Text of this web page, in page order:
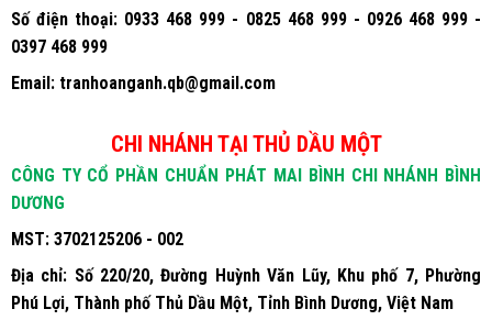
Số điện thoại: 0933 468 999 - 0825 468 999 - 0926 468 999 -
0397 468 999
Email:tranhoanganh.qb@gmail.com
CHI NHÁNH TẠI THỦ DẦU MỘT
CÔNG TY CỔ PHẦN CHUẨN PHÁT MAI BÌNH CHI NHÁNH BÌNH
DƯƠNG
MST:3702125206 - 002
Địa chỉ: Số 220/20, Đường Huỳnh Văn Lũy, Khu phố 7, Phường
Phú Lợi, Thành phố Thủ Dầu Một, Tỉnh Bình Dương, Việt Nam